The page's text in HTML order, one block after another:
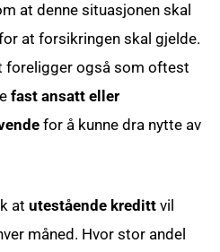
at denne situasjonen skal
at forsikringen skal gjelde.
foreligger også som oftest
fast ansatt eller
for å kunne dra nytte av
atutestående kreditt vil
måned. Hvor stor andel